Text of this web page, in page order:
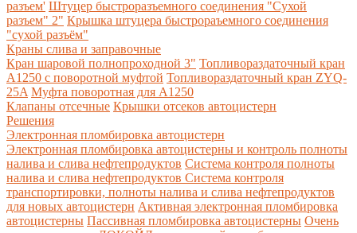
разъем' Штуцер быстроразъемного соединения "Сухой
разъем" 2" Крышка штуцера быстрораъемного соединения
"сухой разъём"
Краны слива и заправочные
Кран шаровой полнопроходной 3" Топливораздаточный кран
A1250 с поворотной муфтой Топливораздаточный кран ZYQ-
25A Муфта поворотная для А1250
Клапаны отсечные Крышки отсеков автоцистерн
Решения
Электронная пломбировка автоцистерн
Электронная пломбировка автоцистерны и контроль полноты
налива и слива нефтепродуктов Система контроля полноты
налива и слива нефтепродуктов Система контроля
транспортировки, полноты налива и слива нефтепродуктов
для новых автоцистерн Активная электронная пломбировка
автоцистерны Пассивная пломбировка автоцистерны Очень